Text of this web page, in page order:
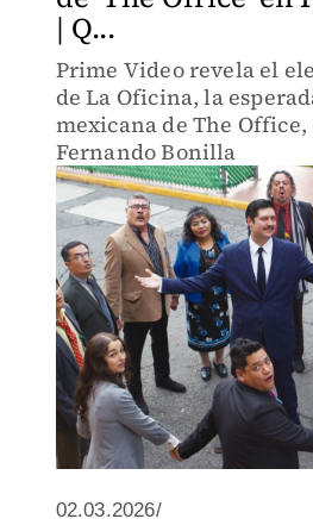
| Q...
Prime Video revela el
de La Oficina, la
mexicana de The
Fernando Bonilla
02.03.2026/